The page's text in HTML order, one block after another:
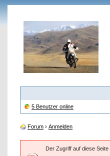
5 Benutzer online
Forum › Anmelden
Der Zugriff auf diese